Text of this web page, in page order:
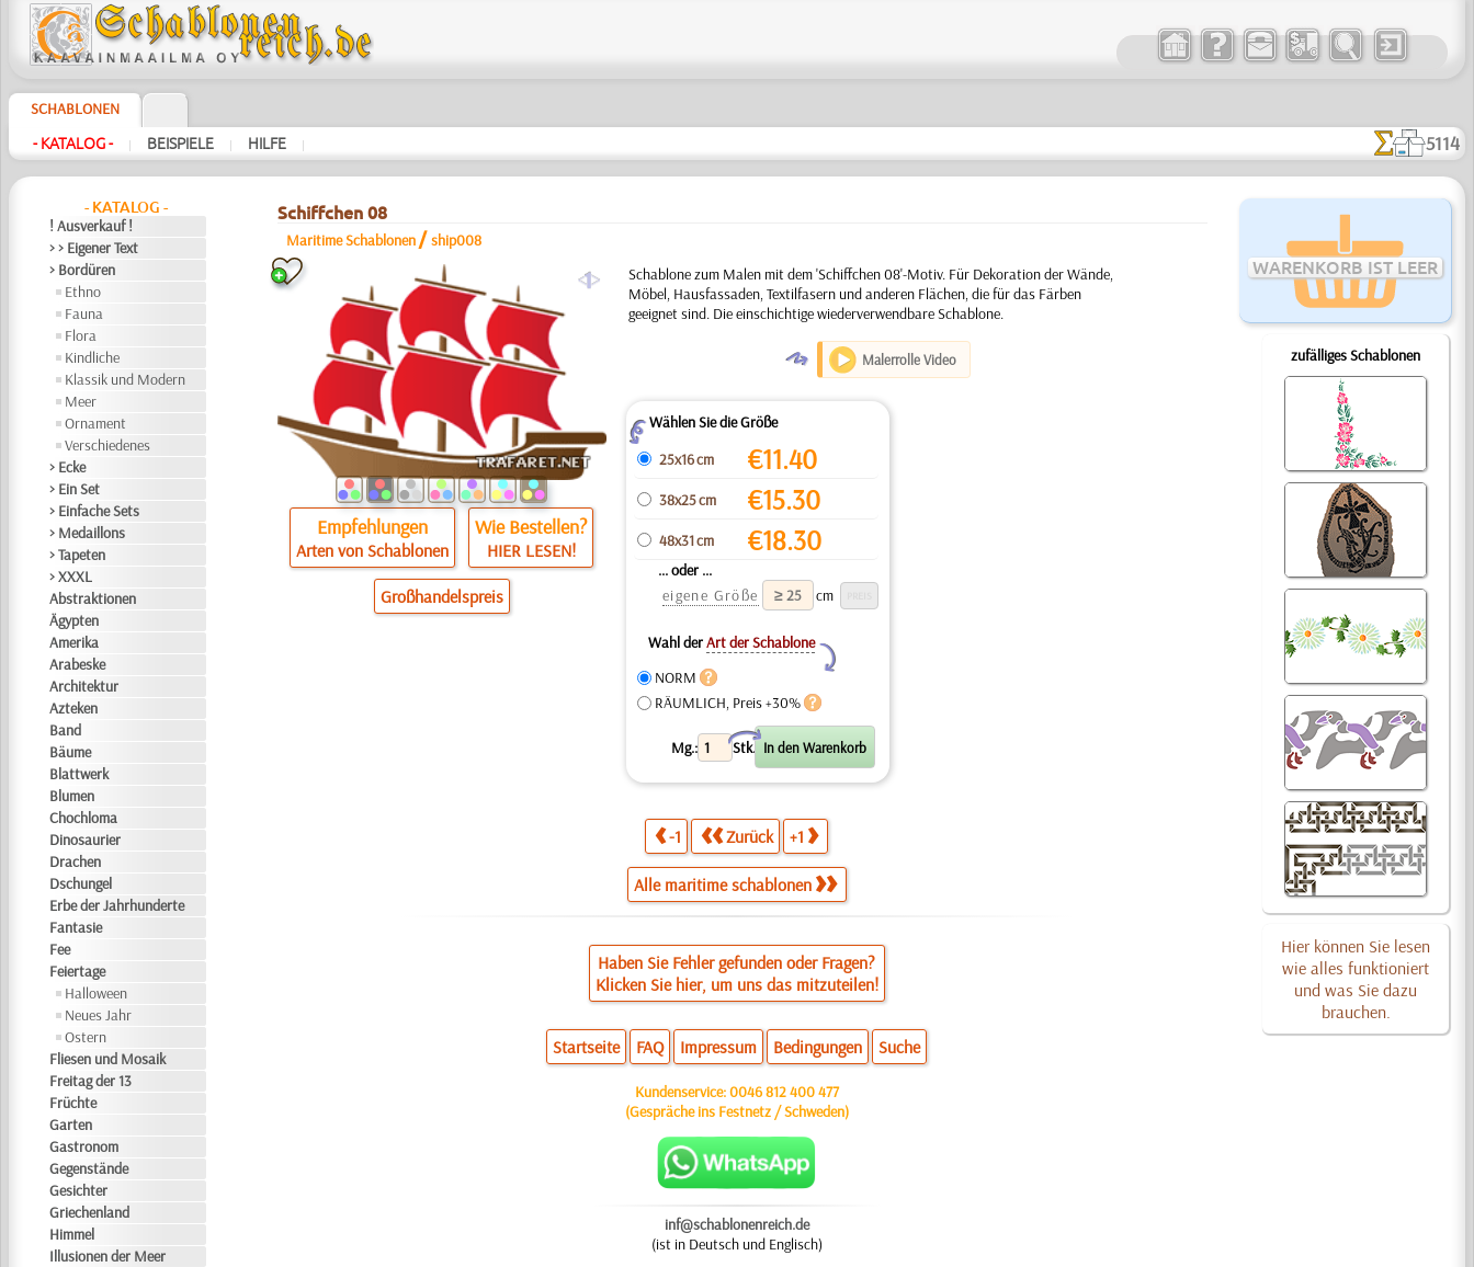
SCHABLONEN
- KATALOG - | BEISPIELE | HILFE | 5114
- KATALOG -
! Ausverkauf !
> > Eigener Text
> Bordüren
Ethno
Fauna
Flora
Kindliche
Klassik und Modern
Meer
Ornament
Verschiedenes
> Ecke
> Ein Set
> Einfache Sets
> Medaillons
> Tapeten
> XXXL
Abstraktionen
Ägypten
Amerika
Arabeske
Architektur
Azteken
Band
Bäume
Blattwerk
Blumen
Chochloma
Dinosaurier
Drachen
Dschungel
Erbe der Jahrhunderte
Fantasie
Fee
Feiertage
Halloween
Neues Jahr
Ostern
Fliesen und Mosaik
Freitag der 13
Früchte
Garten
Gastronom
Gegenstände
Gesichter
Griechenland
Himmel
Illusionen der Meer
WARENKORB IST LEER
zufälliges Schablonen
Hier können Sie lesen
wie alles funktioniert
und was Sie dazu
brauchen.
Schiffchen 08
Maritime Schablonen /ship008
a
Empfehlungen
Arten von Schablonen
Wie Bestellen?
HIER LESEN!
Großhandelspreis
Schablone zum Malen mit dem 'Schiffchen 08'-Motiv. Für Dekoration der Wände,
Möbel, Hausfassaden, Textilfasern und anderen Flächen, die für das Färben
geeignet sind. Die einschichtige wiederverwendbare Schablone.
O Malerrolle Video
ZWählen Sie die Größe
25x16 cm
€11.40
38x25 cm €15.30
48x31 cm €18.30
... oder ...
eigene Größe
cm
Wahl derArt der Schablone
Y
NORM
RÄUMLICH, Preis +30%
Mg.: Stk.
X
-1 Zurück +1
Alle maritime schablonen
Haben Sie Fehler gefunden oder Fragen?
Klicken Sie hier, um uns das mitzuteilen!
Startseite FAQ Impressum Bedingungen Suche
Kundenservice:0046 812 400 477
(Gespräche ins Festnetz / Schweden)
inf@schablonenreich.de
(ist in Deutsch und Englisch)